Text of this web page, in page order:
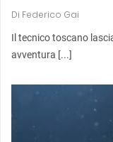
Di Federico Gai
Il tecnico toscano
avventura [...]